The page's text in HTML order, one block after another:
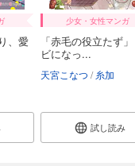
カート
試し読み
カート
、愛
少女・女性マンガ
「赤毛の役立たず
ビになっ...
天宮こなつ 糸加
試し読み